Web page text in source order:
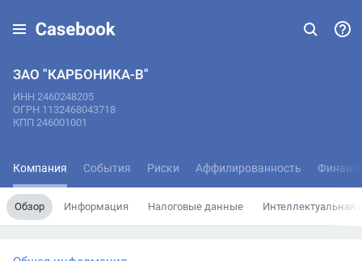
ЗАО "КАРБОНИКА-В"
ИНН 2460248205
ОГРН 1132468043718
КПП 246001001
Компания События Риски Аффилированность
Обзор Информация Налоговые данные Интеллектуальная